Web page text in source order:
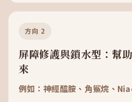
方向 2
屏障修護與鎖水型：幫
來
例如：神經醯胺、角鯊烷、